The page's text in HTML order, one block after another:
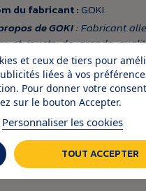
du fabricant : GOKI.
de GOKI: Fabricant
et jouets de grande
Chaque produit
aux exigences de
sélectionnés
de
et participe à des
la fabrication des produits
bouleaux ou hévéas.
et ceux de tiers pour
liées à vos
Pour donner votre
sur le bouton Accepter.
Personnaliser les cookies
TOUT ACCEPTER